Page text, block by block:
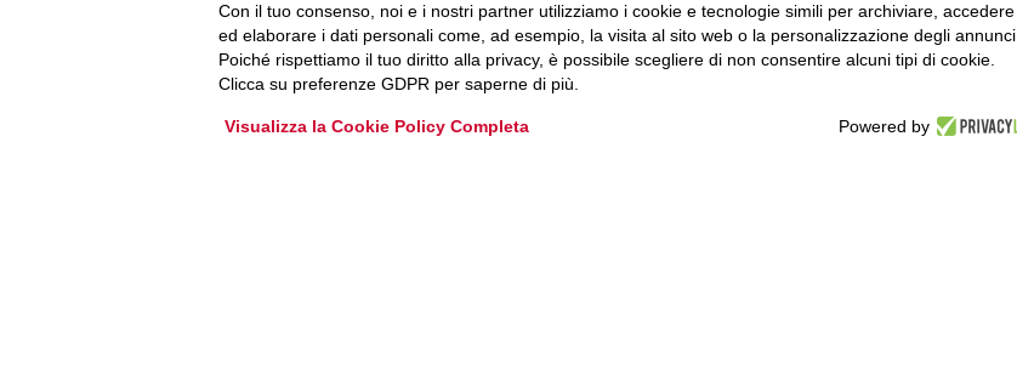
Archivio Newsletter Accedi a Youtube
Con il tuo consenso, noi e i nostri partner utilizziamo i cookie e tecnologie simili per archiviare, accedere
ed elaborare i dati personali come, ad esempio, la visita al sito web o la personalizzazione degli annunci.
Poiché rispettiamo il tuo diritto alla privacy, è possibile scegliere di non consentire alcuni tipi di cookie.
Clicca su preferenze GDPR per saperne di più.
Visualizza la Cookie Policy Completa Powered by